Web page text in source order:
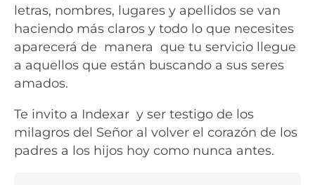
letras, nombres, lugares y apellidos se van
haciendo más claros y todo lo que necesites
aparecerá de manera que tu servicio llegue
a aquellos que están buscando a sus seres
amados.
Te invito a Indexar y ser testigo de los
milagros del Señor al volver el corazón de los
padres a los hijos hoy como nunca antes.